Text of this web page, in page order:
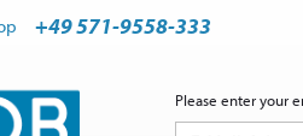
Please enter your
+49 571-9558-333